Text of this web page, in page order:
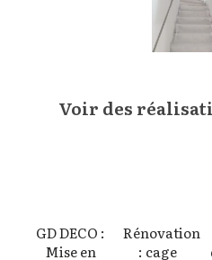
Voir des
GD DECO :
Mise en
Rénovation
: cage